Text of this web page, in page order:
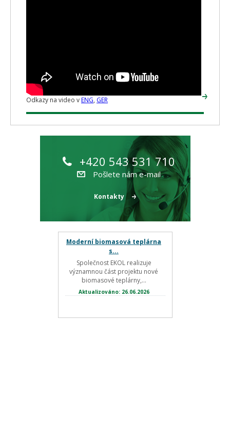
Odkazy na video vENG, GER
+420 543 531 710
Pošlete nám e-mail
Kontakty
Moderní biomasová teplárna
s...
Společnost EKOL realizuje
významnou část projektu nové
biomasové teplárny,...
Aktualizováno: 26.06.2026